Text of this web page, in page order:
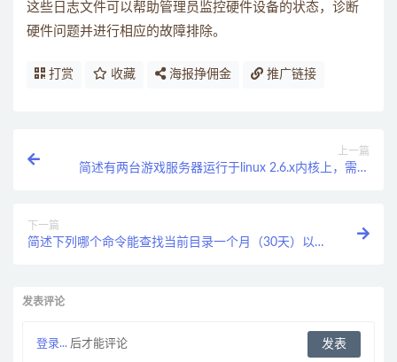
这些日志文件可以帮助管理员监控硬件设备的状态，诊断
硬件问题并进行相应的故障排除。
打赏 收藏 海报挣佣金 推广链接
上一篇
简述有两台游戏服务器运行于linux 2.6.x内核上，需要
下一篇
简述下列哪个命令能查找当前目录一个月（30天）以前
发表评论
登录... 后才能评论